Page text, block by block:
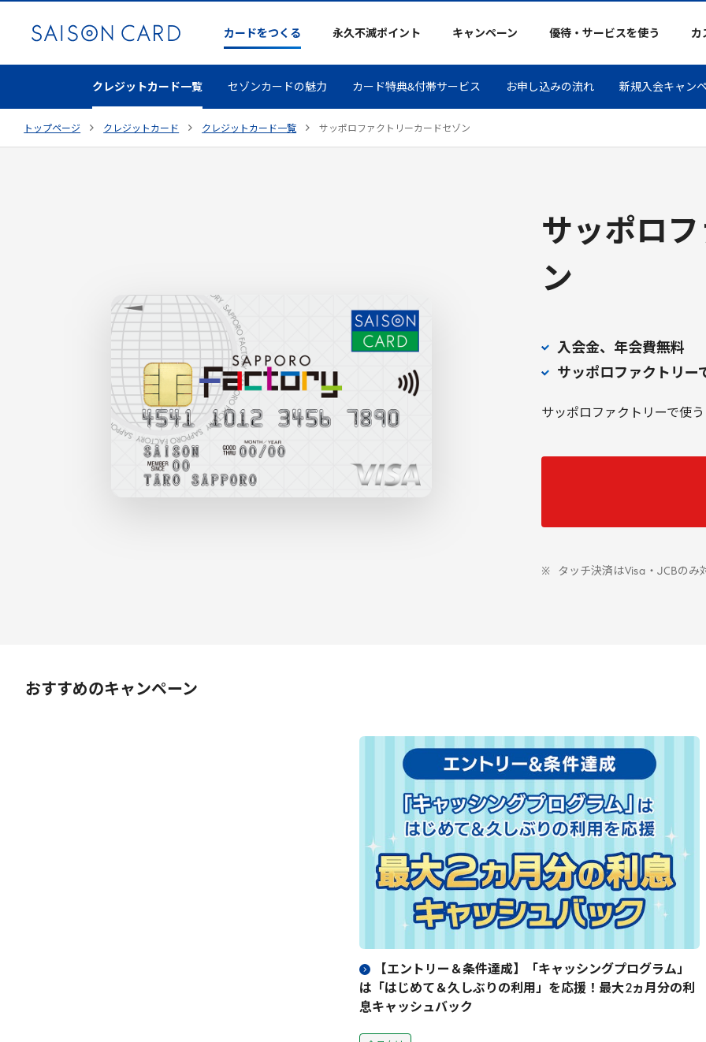
カードをつくる 永久不滅ポイント キャンペーン 優待・サービスを使う カ
クレジットカード一覧 セゾンカードの魅力 カード特典&付帯サービス お申し込みの流れ 新規入会キャン
トップページ クレジットカード クレジットカード一覧 サッポロファクトリーカードセゾン
サッポロ
ン
入会金、年会費無料
サッポロファクトリー
サッポロファクトリーで使
タッチ決済はVisa ・ JCBのみ
おすすめのキャンペーン
【エントリー＆条件達成】「キャッシングプログラム」
は「はじめて＆久しぶりの利用」を応援！最大2ヵ月分の利
息キャッシュバック